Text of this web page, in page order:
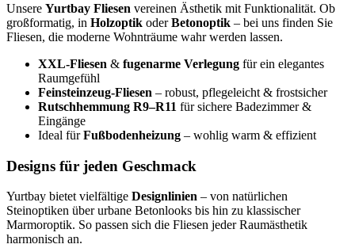
Unsere Yurtbay Fliesen vereinen Ästhetik mit Funktionalität. Ob
großformatig, in Holzoptik oderBetonoptik – bei uns finden Sie
Fliesen, die moderne Wohnträume wahr werden lassen.
XXL-Fliesen & fugenarme Verlegung für ein elegantes
Raumgefühl
Feinsteinzeug-Fliesen – robust, pflegeleicht & frostsicher
Rutschhemmung R9–R11 für sichere Badezimmer &
Eingänge
Ideal fürFußbodenheizung – wohlig warm & effizient
Designs für jeden Geschmack
Yurtbay bietet vielfältige Designlinien – von natürlichen
Steinoptiken über urbane Betonlooks bis hin zu klassischer
Marmoroptik. So passen sich die Fliesen jeder Raumästhetik
harmonisch an.